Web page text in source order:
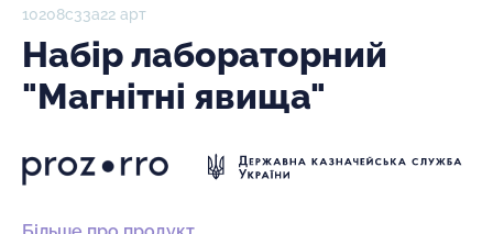
10208с33а22 арт
Набір лабораторний
"Магнітні явища"